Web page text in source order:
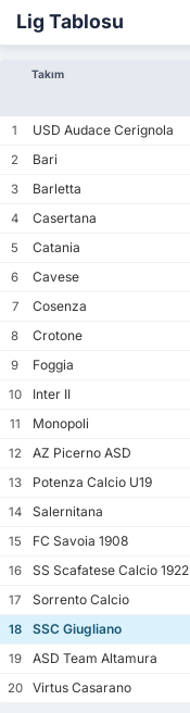
Lig Tablosu
Takım
1 USD Audace Cerignola
2
Bari
3
Barletta
4
Casertana
5
Catania
6
Cavese
7
Cosenza
8
Crotone
9
Foggia
10
Inter II
11
Monopoli
12
AZ Picerno ASD
13
Potenza Calcio U19
14
Salernitana
15
FC Savoia 1908
16
SS Scafatese Calcio 1922
17
Sorrento Calcio
18
SSC Giugliano
19
ASD Team Altamura
20
Virtus Casarano